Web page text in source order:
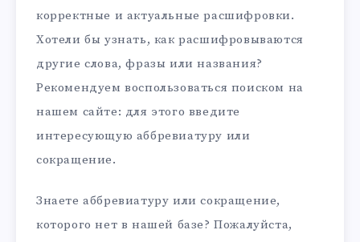
корректные и актуальные расшифровки.
Хотели бы узнать, как расшифровываются
другие слова, фразы или названия?
Рекомендуем воспользоваться поиском на
нашем сайте: для этого введите
интересующую аббревиатуру или
сокращение.
Знаете аббревиатуру или сокращение,
которого нет в нашей базе? Пожалуйста,